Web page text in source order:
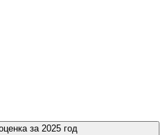
за 2025 год